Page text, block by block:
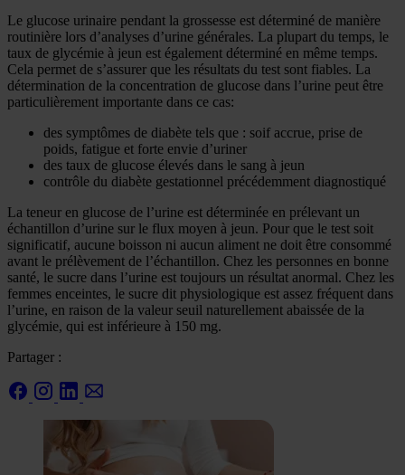
Le glucose urinaire pendant la grossesse est déterminé de manière
routinière lors d’analyses d’urine générales. La plupart du temps, le
taux de glycémie à jeun est également déterminé en même temps.
Cela permet de s’assurer que les résultats du test sont fiables. La
détermination de la concentration de glucose dans l’urine peut être
particulièrement importante dans ce cas:
des symptômes de diabète tels que : soif accrue, prise de
poids, fatigue et forte envie d’uriner
des taux de glucose élevés dans le sang à jeun
contrôle du diabète gestationnel précédemment diagnostiqué
La teneur en glucose de l’urine est déterminée en prélevant un
échantillon d’urine sur le flux moyen à jeun. Pour que le test soit
significatif, aucune boisson ni aucun aliment ne doit être consommé
avant le prélèvement de l’échantillon. Chez les personnes en bonne
santé, le sucre dans l’urine est toujours un résultat anormal. Chez les
femmes enceintes, le sucre dit physiologique est assez fréquent dans
l’urine, en raison de la valeur seuil naturellement abaissée de la
glycémie, qui est inférieure à 150 mg.
Partager :